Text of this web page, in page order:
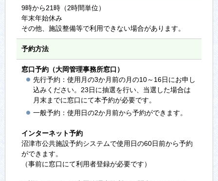
9時から21時（2時間単位）
年末年始休み
その他、施設整備等で利用できない場合があります。
予約方法
窓口予約（大岡管理事務所窓口）
先行予約：使用月の3か月前の月の10～16日にお申し
込みください。23日に抽選を行い、当選した場合は
月末までに窓口にて本予約が必要です。
一般予約：使用日の2か月前から予約ができます。
インターネット予約
沼津市公共施設予約システムで使用日の60日前から予約
ができます。
（事前に窓口にて利用者登録が必要です）